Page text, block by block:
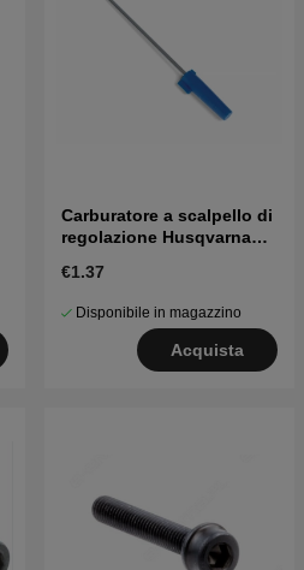
Carburatore a scalpello di
regolazione Husqvarna
€1.37
Disponibile in magazzino
Acquista